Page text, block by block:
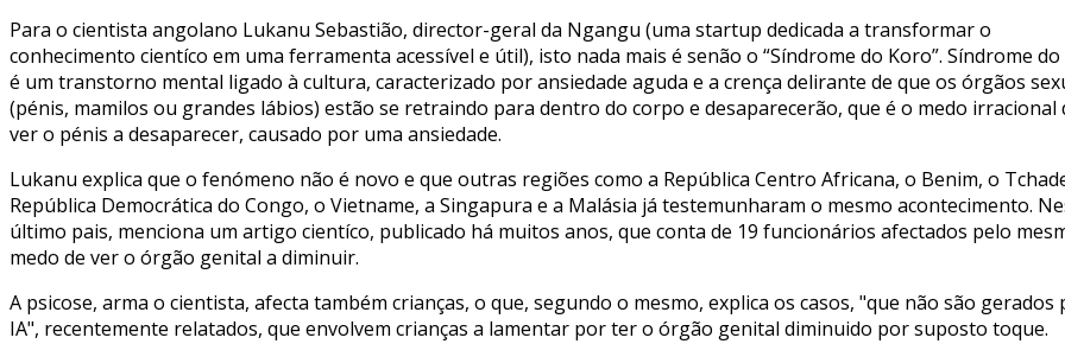
Para o cientista angolano Lukanu Sebastião, director-geral da Ngangu (uma startup dedicada a transformar o
conhecimento científico em uma ferramenta acessível e útil), isto nada mais é senão o “Síndrome do Koro”. Síndrome
é um transtorno mental ligado à cultura, caracterizado por ansiedade aguda e a crença delirante de que os órgãos
(pénis, mamilos ou grandes lábios) estão se retraindo para dentro do corpo e desaparecerão, que é o medo irracional
ver o pénis a desaparecer, causado por uma ansiedade.
Lukanu explica que o fenómeno não é novo e que outras regiões como a República Centro Africana, o Benim, o
República Democrática do Congo, o Vietname, a Singapura e a Malásia já testemunharam o mesmo acontecimento.
último pais, menciona um artigo científico, publicado há muitos anos, que conta de 19 funcionários afectados pelo
medo de ver o órgão genital a diminuir.
A psicose, afirma o cientista, afecta também crianças, o que, segundo o mesmo, explica os casos, "que não são gerados
IA", recentemente relatados, que envolvem crianças a lamentar por ter o órgão genital diminuido por suposto toque.